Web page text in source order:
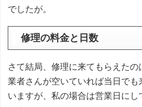
でしたが。
修理の料金と日数
さて結局、修理に来てもらえたの
業者さんが空いていれば当日でも
いますが、私の場合は営業日にし